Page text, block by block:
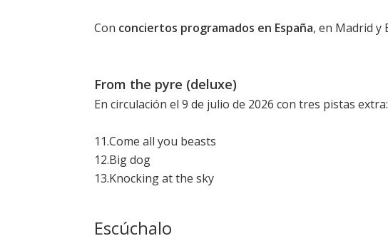
Con conciertos programados en España, en Madrid y
From the pyre (deluxe)
En circulación el 9 de julio de 2026 con tres pistas extra:
11.Come all you beasts
12.Big dog
13.Knocking at the sky
Escúchalo